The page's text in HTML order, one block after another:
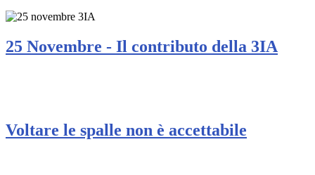
25 Novembre - Il contributo della 3IA
Voltare le spalle non è accettabile